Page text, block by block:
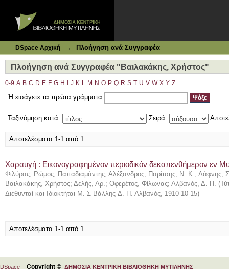
DSpace Αρχική → Πλοήγηση ανά Συγγραφέα
Πλοήγηση ανά Συγγραφέα "Βαιλακάκης, Χρήστος"
0-9 A B C D E F G H J K L M N O P Q R S T U V W X Y Z
Ή εισάγετε τα πρώτα γράμματα:
Ταξινόμηση κατά: Σειρά:
Αποτελέσματα 1-1 από 1
Χαραυγή : Εικονογραφημένον περιοδικόν δεκαπενθήμερον εν
Φιλύρας, Ρώμος; Παπαδιαμάντης, Αλέξανδρος; Παρίτσης, Ν. Κ.; Δάφνης,
Βαιλακάκης, Χρήστος; Δελής, Αρ.; Οφερέτος, Φίλωνας; Αλβανός, Δ. Π. (
Διεθυνταί και Ιδιοκτήται Μ. Σ Βάλλης-Δ. Π. Αλβανός, 1910-10-15)
Αποτελέσματα 1-1 από 1
DSpace - Copyright © ΔΗΜΟΣΙΑ ΚΕΝΤΡΙΚΗ ΒΙΒΛΙΟΘΗΚΗ ΜΥΤΙΛΗΝΗΣ